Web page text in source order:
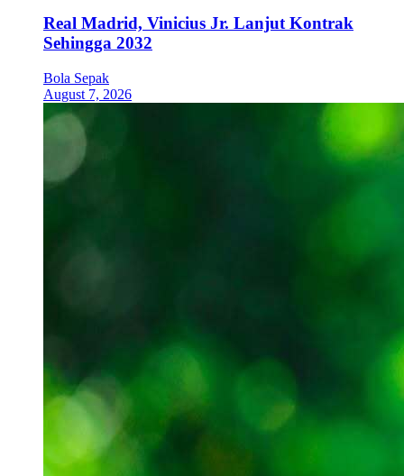
Real Madrid, Vinicius Jr. Lanjut Kontrak
Sehingga 2032
Bola Sepak
August 7, 2026